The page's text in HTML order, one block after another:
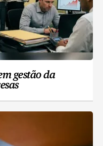
gestão da